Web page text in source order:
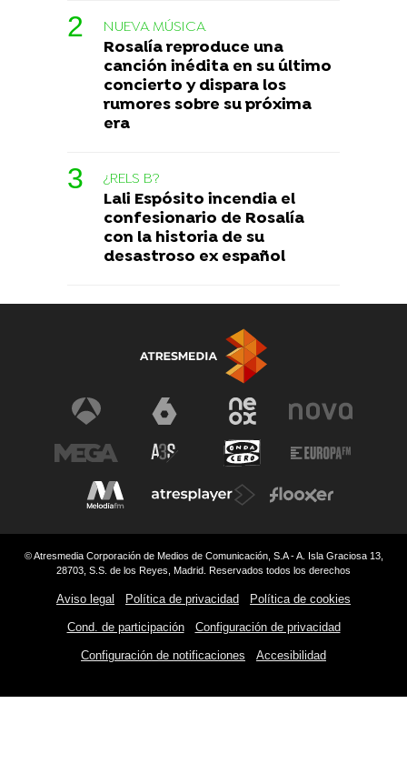
NUEVA MÚSICA
Rosalía reproduce una
canción inédita en su último
concierto y dispara los
rumores sobre su próxima
era
¿RELS B?
Lali Espósito incendia el
confesionario de Rosalía
con la historia de su
desastroso ex español
© Atresmedia Corporación de Medios de Comunicación, S.A - A. Isla Graciosa 13,
28703, S.S. de los Reyes, Madrid. Reservados todos los derechos
Aviso legal Política de privacidad Política de cookies
Cond. de participación Configuración de privacidad
Configuración de notificaciones Accesibilidad